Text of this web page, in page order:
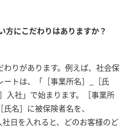
にこだわりはありますか？
わりがあります。例えば、社会保
ートは、「［事業所名］_［氏
入社」で始まります。［事業所
名］に被保険者名を、
日を入れると、どのお客様のど